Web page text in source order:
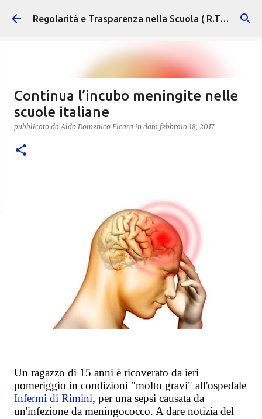
Passa ai contenuti principali Regolarità e Trasparenza nella Scuola ( R.T.S. )
Continua l’incubo meningite nelle
scuole italiane
pubblicato daAldo Domenico Ficara in data febbraio 18, 2017
Un ragazzo di 15 anni è ricoverato da ieri
pomeriggio in condizioni "molto gravi" all'ospedale
Infermi di Rimini, per una sepsi causata da
un'infezione da meningococco. A dare notizia del